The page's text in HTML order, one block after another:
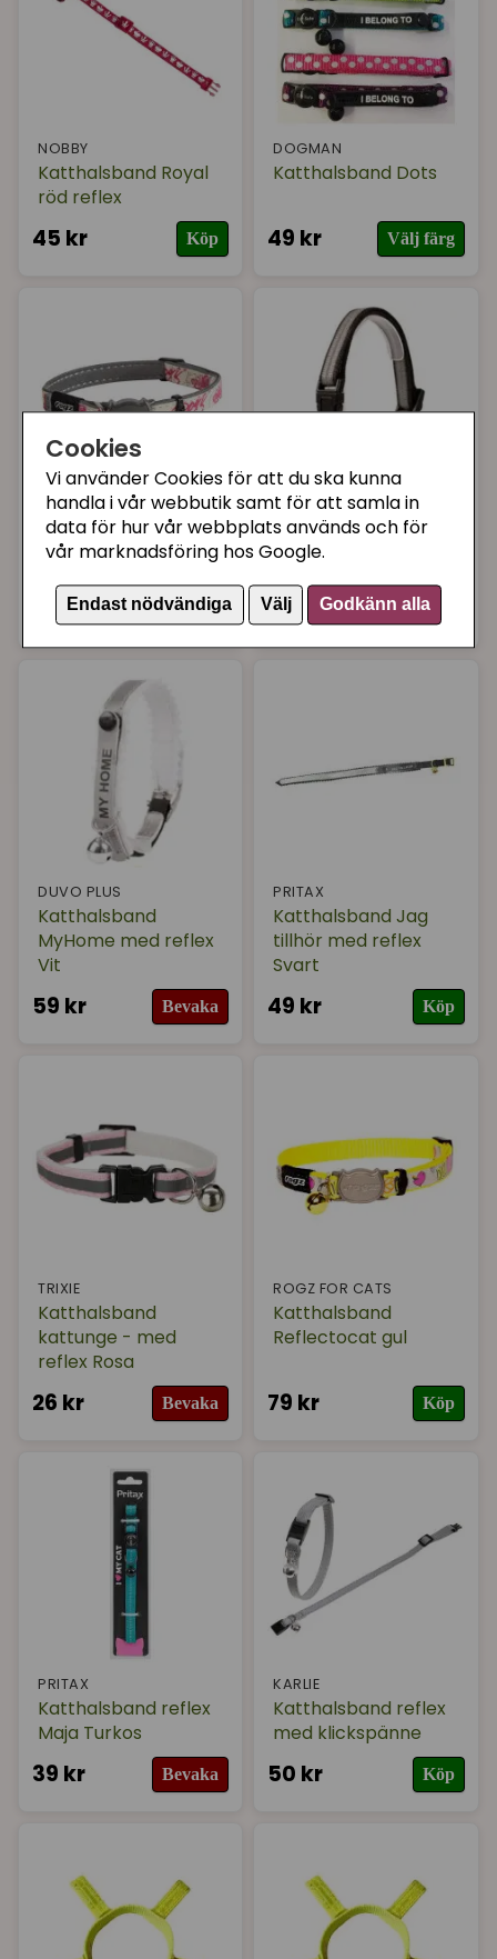
Cookies
Vi använder Cookies för att du ska kunna
handla i vår webbutik samt för att samla in
data för hur vår webbplats används och för
vår marknadsföring hos Google.
Endast nödvändiga Välj Godkänn alla
NOBBY
Katthalsband Royal
röd reflex
45 kr Köp
DOGMAN
Katthalsband Dots
49 kr Välj färg
ROGZ FOR CATS
Katthalsband
89 kr Bevaka
DUVO PLUS
Katthalsband med
reflex Grå
50 kr Bevaka
DUVO PLUS
Katthalsband
MyHome med reflex
Vit
59 kr Bevaka
PRITAX
Katthalsband Jag
tillhör med reflex
Svart
49 kr Köp
TRIXIE
Katthalsband
kattunge - med
reflex Rosa
26 kr Bevaka
ROGZ FOR CATS
Katthalsband
Reflectocat gul
79 kr Köp
PRITAX
Katthalsband reflex
Maja Turkos
39 kr Bevaka
KARLIE
Katthalsband reflex
med klickspänne
50 kr Köp